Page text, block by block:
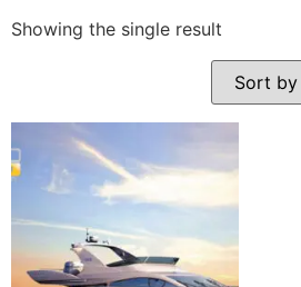
Showing the single result